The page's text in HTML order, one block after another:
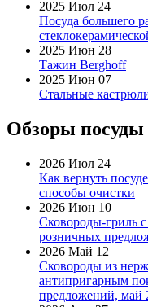
2025 Июл 24
Посуда большего
2025 Июн 28
Тажин Berghoff
2025 Июн 07
Стальные
Обзоры посуды
2026 Июл 24
Как вернуть
способы очистки
2026 Июн 10
Сковороды-гриль
розничных
2026 Май 12
Сковороды из
антипригарным
предложений, май